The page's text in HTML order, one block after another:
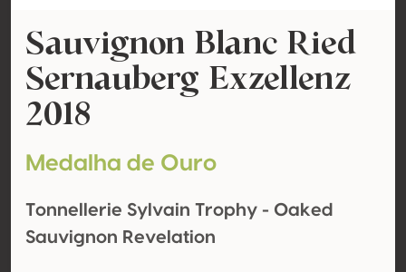
Sauvignon Blanc Ried
Sernauberg Exzellenz
2018
Medalha de Ouro
Tonnellerie Sylvain Trophy - Oaked
Sauvignon Revelation